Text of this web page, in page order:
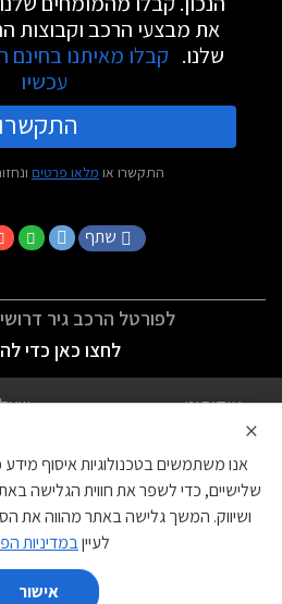
את מבצעי הרכב וקבוצות
שלנו. קבלו מאיתנו
עכשיו
התקשרו
התקשרו או מלאו פרטים
שתף
לפורטל הרכב גיר
לחצו כאן כדי
אודותינו
הצהרת נגישות
עוגיות
×
אנו משתמשים בטכנולוגיות איסוף מידע
שלישיים, כדי לשפר את חווית הגלישה
ושיווק. המשך גלישה באתר מהווה את
לעייןבמדיניות
אישור